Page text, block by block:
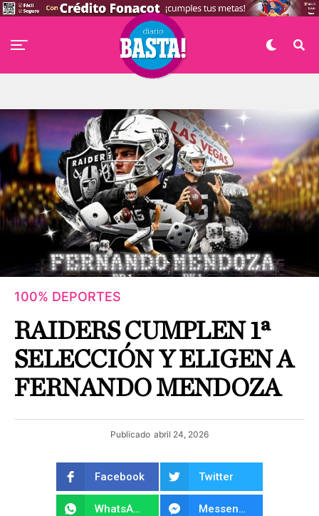
100% DEPORTES
RAIDERS CUMPLEN 1ª
SELECCIÓN Y ELIGEN A
FERNANDO MENDOZA
Publicado abril 24, 2026
Facebook Twitter
WhatsApp Messenger